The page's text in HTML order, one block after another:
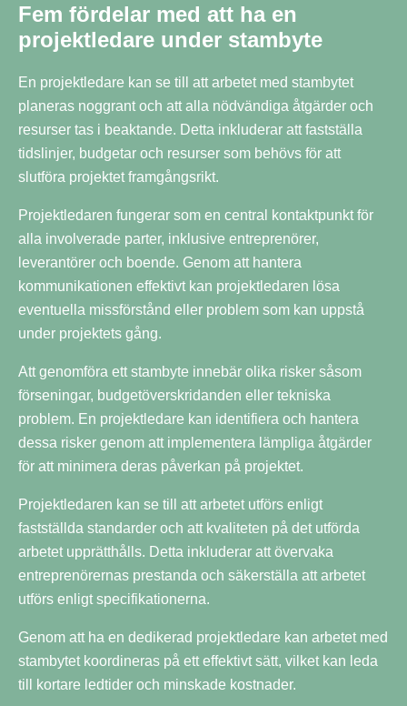
Fem fördelar med att ha en
projektledare under stambyte
En projektledare kan se till att arbetet med stambytet
planeras noggrant och att alla nödvändiga åtgärder och
resurser tas i beaktande. Detta inkluderar att fastställa
tidslinjer, budgetar och resurser som behövs för att
slutföra projektet framgångsrikt.
Projektledaren fungerar som en central kontaktpunkt för
alla involverade parter, inklusive entreprenörer,
leverantörer och boende. Genom att hantera
kommunikationen effektivt kan projektledaren lösa
eventuella missförstånd eller problem som kan uppstå
under projektets gång.
Att genomföra ett stambyte innebär olika risker såsom
förseningar, budgetöverskridanden eller tekniska
problem. En projektledare kan identifiera och hantera
dessa risker genom att implementera lämpliga åtgärder
för att minimera deras påverkan på projektet.
Projektledaren kan se till att arbetet utförs enligt
fastställda standarder och att kvaliteten på det utförda
arbetet upprätthålls. Detta inkluderar att övervaka
entreprenörernas prestanda och säkerställa att arbetet
utförs enligt specifikationerna.
Genom att ha en dedikerad projektledare kan arbetet med
stambytet koordineras på ett effektivt sätt, vilket kan leda
till kortare ledtider och minskade kostnader.